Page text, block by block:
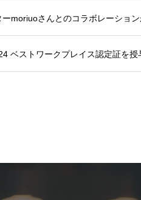
moriuoさんとのコラボレーション
ベストワークプレイス認定証を授